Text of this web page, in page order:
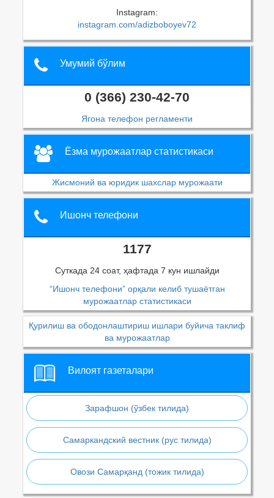
Instagram:
instagram.com/adizboboyev72
Умумий бўлим
0 (366) 230-42-70
Ягона телефон регламенти
Ёзма мурожаатлар статистикаси
Жисмоний ва юридик шахслар мурожаати
Ишонч телефони
1177
Суткада 24 соат, ҳафтада 7 кун ишлайди
“Ишонч телефони” орқали келиб тушаётган
мурожаатлар статистикаси
Қурилиш ва ободонлаштириш ишлари буйича таклиф
ва мурожаатлар
Вилоят газеталари
Зарафшон (ўзбек тилида)
Самаркандский вестник (рус тилида)
Овози Самарқанд (тожик тилида)